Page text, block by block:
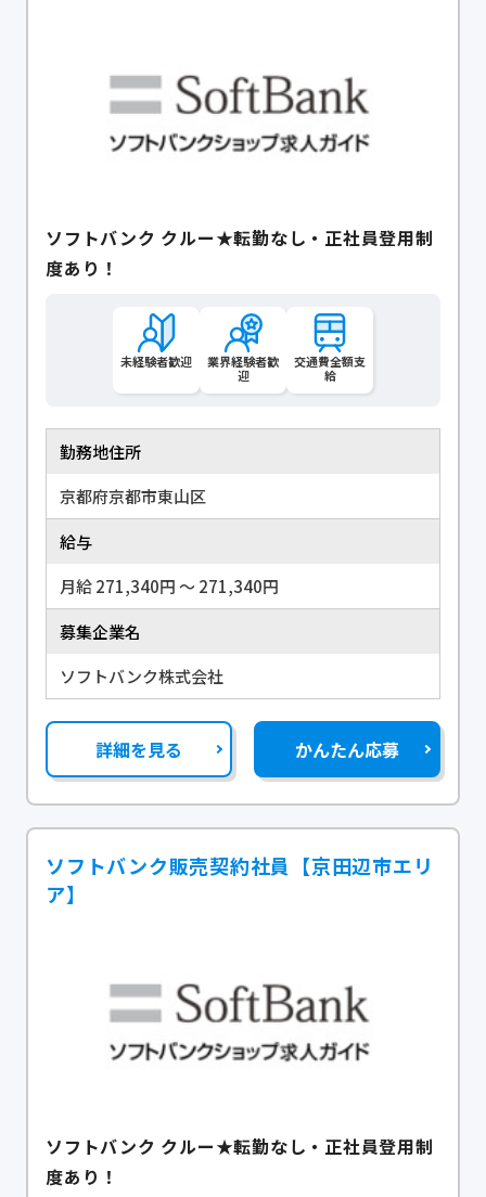
ソフトバンク クルー★転勤なし・正社員登用制
度あり！
未経験者歓迎
業界経験者歓
迎
交通費全額支
給
勤務地住所
京都府京都市東山区
給与
月給 271,340円 〜 271,340円
募集企業名
ソフトバンク株式会社
詳細を見る かんたん応募
ソフトバンク販売契約社員【京田辺市エリ
ア】
ソフトバンク クルー★転勤なし・正社員登用制
度あり！